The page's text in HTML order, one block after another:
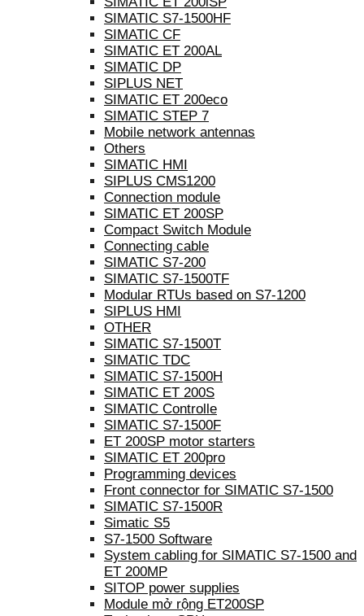
SIMATIC S7-1500HF
SIMATIC CF
SIMATIC ET 200AL
SIMATIC DP
SIPLUS NET
SIMATIC ET 200eco
SIMATIC STEP 7
Mobile network antennas
Others
SIMATIC HMI
SIPLUS CMS1200
Connection module
SIMATIC ET 200SP
Compact Switch Module
Connecting cable
SIMATIC S7-200
SIMATIC S7-1500TF
Modular RTUs based on S7-1200
SIPLUS HMI
OTHER
SIMATIC S7-1500T
SIMATIC TDC
SIMATIC S7-1500H
SIMATIC ET 200S
SIMATIC Controlle
SIMATIC S7-1500F
ET 200SP motor starters
SIMATIC ET 200pro
Programming devices
Front connector for SIMATIC S7-1500
SIMATIC S7-1500R
Simatic S5
S7-1500 Software
System cabling for SIMATIC S7-1500 and
ET 200MP
SITOP power supplies
Module mở rộng ET200SP